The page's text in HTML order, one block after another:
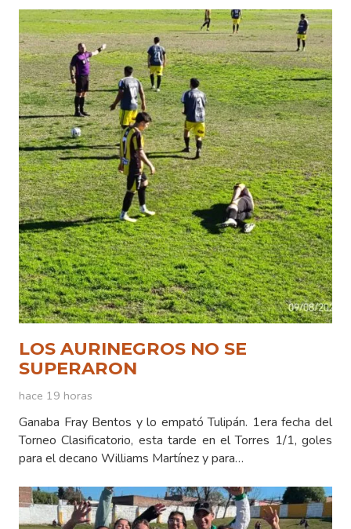
LOS AURINEGROS NO SE
SUPERARON
hace 19 horas
Ganaba Fray Bentos y lo empató Tulipán. 1era fecha del
Torneo Clasificatorio, esta tarde en el Torres 1/1, goles
para el decano Williams Martínez y para…